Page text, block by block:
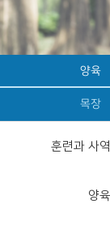
양육
목장
훈련과 사
양